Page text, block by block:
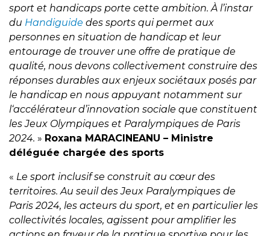
sport et handicaps porte cette ambition. À l’instar
du Handiguide des sports qui permet aux
personnes en situation de handicap et leur
entourage de trouver une offre de pratique de
qualité, nous devons collectivement construire des
réponses durables aux enjeux sociétaux posés par
le handicap en nous appuyant notamment sur
l‘accélérateur d’innovation sociale que constituent
les Jeux Olympiques et Paralympiques de Paris
2024. » Roxana MARACINEANU – Ministre
déléguée chargée des sports
« Le sport inclusif se construit au cœur des
territoires. Au seuil des Jeux Paralympiques de
Paris 2024, les acteurs du sport, et en particulier les
collectivités locales, agissent pour amplifier les